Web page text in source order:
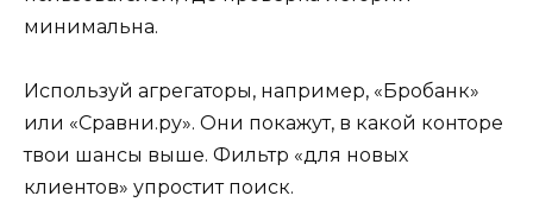
минимальна.
Используй агрегаторы, например, «Бробанк»
или «Сравни.ру». Они покажут, в какой конторе
твои шансы выше. Фильтр «для новых
клиентов» упростит поиск.